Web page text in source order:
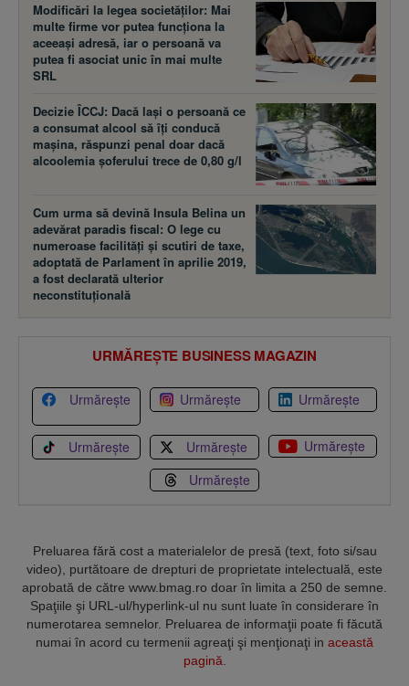
Modificări la legea societăţilor: Mai
multe firme vor putea funcţiona la
aceeaşi adresă, iar o persoană va
putea fi asociat unic în mai multe
SRL
Decizie ÎCCJ: Dacă laşi o persoană ce
a consumat alcool să îţi conducă
maşina, răspunzi penal doar dacă
alcoolemia şoferului trece de 0,80 g/l
Cum urma să devină Insula Belina un
adevărat paradis fiscal: O lege cu
numeroase facilităţi şi scutiri de taxe,
adoptată de Parlament în aprilie 2019,
a fost declarată ulterior
neconstituţională
URMĂREȘTE BUSINESS MAGAZIN
Urmărește Urmărește Urmărește
Urmărește Urmărește
Urmărește
Urmărește
Preluarea fără cost a materialelor de presă (text, foto si/sau
video), purtătoare de drepturi de proprietate intelectuală, este
aprobată de către www.bmag.ro doar în limita a 250 de semne.
Spaţiile şi URL-ul/hyperlink-ul nu sunt luate în considerare în
numerotarea semnelor. Preluarea de informaţii poate fi făcută
numai în acord cu termenii agreaţi şi menţionaţi in această
pagină.